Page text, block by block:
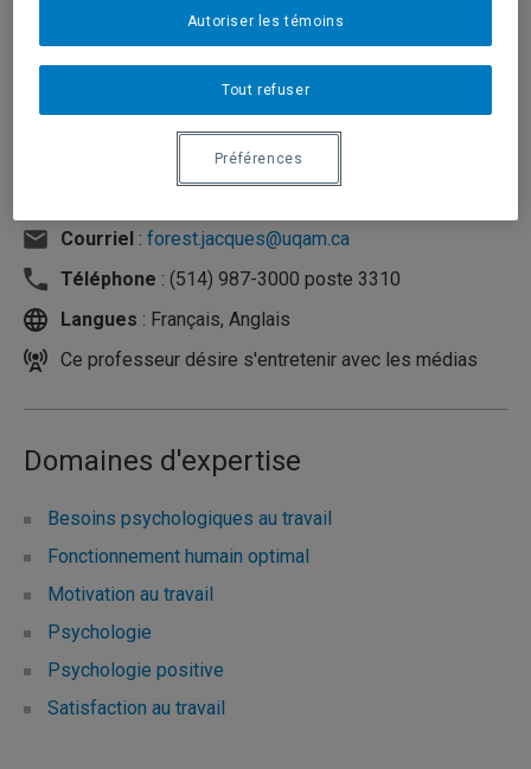
Courriel : forest.jacques@uqam.ca
Téléphone : (514) 987-3000 poste 3310
Langues : Français, Anglais
Ce professeur désire s'entretenir avec les médias
Domaines d'expertise
Besoins psychologiques au travail
Fonctionnement humain optimal
Motivation au travail
Psychologie
Psychologie positive
Satisfaction au travail
Tout refuser
Autoriser les témoins
Préférences